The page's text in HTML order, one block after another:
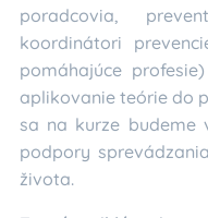
poradcovia,
koordinátori
pomáhajúce
aplikovanie teórie do
sa na kurze budeme
podpory
života.